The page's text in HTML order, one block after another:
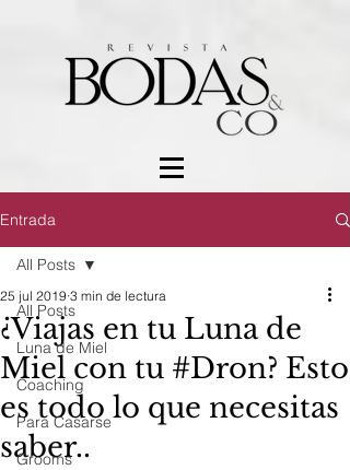
Entrada
All Posts
Luna de Miel
Coaching
Para Casarse
Grooms
All Posts
¿Viajas en tu Luna de
Miel con tu #Dron? Esto
es todo lo que necesitas
saber..
25 jul 2019 3 min de lectura